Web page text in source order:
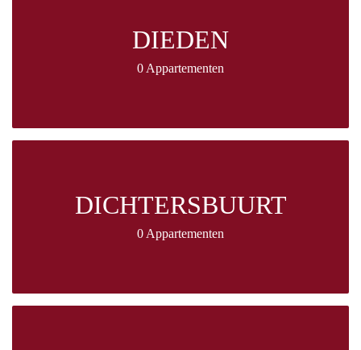
DIEDEN
0 Appartementen
DICHTERSBUURT
0 Appartementen